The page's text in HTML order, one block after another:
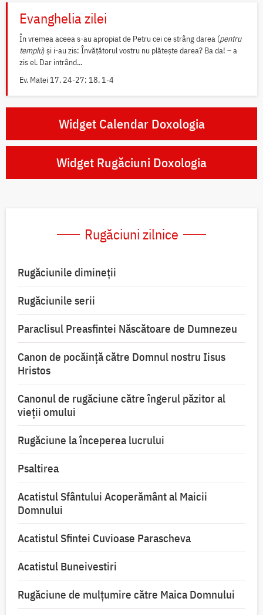
Evanghelia zilei
În vremea aceea s-au apropiat de Petru cei ce strâng darea (pentru
templu) și i-au zis: Învățătorul vostru nu plătește darea? Ba da! – a
zis el. Dar intrând...
Ev. Matei 17, 24-27; 18, 1-4
Widget Calendar Doxologia
Widget Rugăciuni Doxologia
Rugăciuni zilnice
Rugăciunile dimineții
Rugăciunile serii
Paraclisul Preasfintei Născătoare de Dumnezeu
Canon de pocăință către Domnul nostru Iisus
Hristos
Canonul de rugăciune către îngerul păzitor al
vieții omului
Rugăciune la începerea lucrului
Psaltirea
Acatistul Sfântului Acoperământ al Maicii
Domnului
Acatistul Sfintei Cuvioase Parascheva
Acatistul Buneivestiri
Rugăciune de mulţumire către Maica Domnului